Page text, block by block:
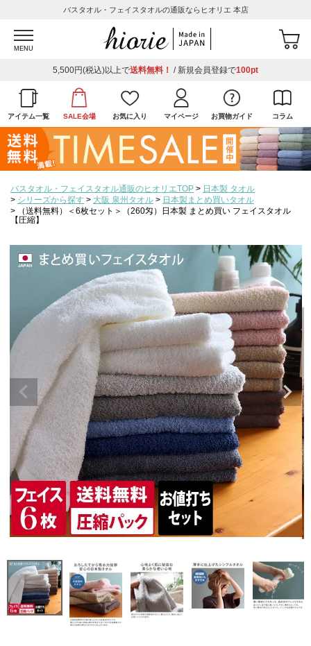
バスタオル・フェイスタオルの通販ならヒオリエ 本店
MENU
5,500円(税込)以上で送料無料！ / 新規会員登録で100pt
アイテム一覧 SALE会場 お気に入り マイページ お買物ガイド コラム
バスタオル・フェイスタオル通販のヒオリエTOP
日本製 タオル
シリーズから探す
大阪 泉州タオル
日本製まとめ買いタオル
（送料無料）＜6枚セット＞（260匁）日本製 まとめ買い フェイスタオル
【圧縮】